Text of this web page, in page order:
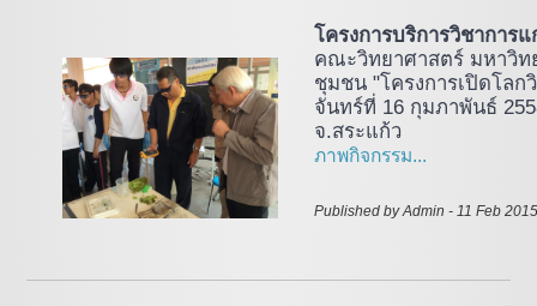
โครงการบริการวิชากา
คณะวิทยาศาสตร์ มหาวิท
ชุมชน "โครงการเปิดโล
จันทร์ที่ 16 กุมภาพันธ์
จ.สระแก้ว
ภาพกิจกรรม...
Published by Admin - 11 Feb